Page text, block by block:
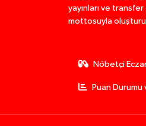
yayınları ve
mottosuyla
Nöbetçi
Puan Durumu